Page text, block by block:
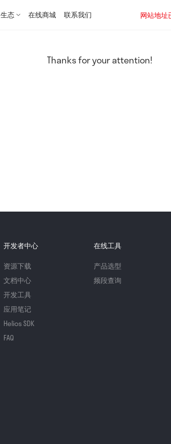
生态 在线商城 联系我们
网站地
Thanks for your attention!
开发者中心
资源下载
文档中心
开发工具
应用笔记
Helios SDK
FAQ
在线工具
产品选型
频段查询